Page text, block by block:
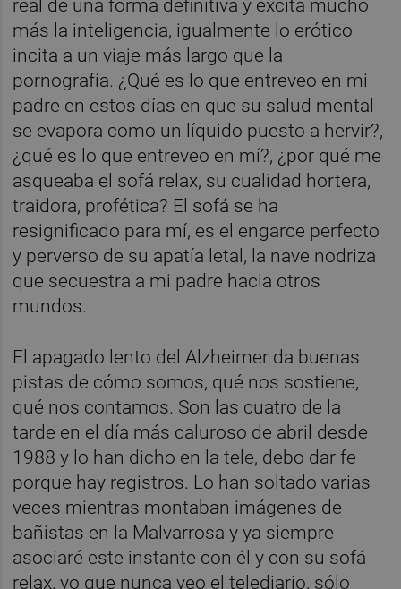
real de una forma definitiva y excita mucho
más la inteligencia, igualmente lo erótico
incita a un viaje más largo que la
pornografía. ¿Qué es lo que entreveo en mi
padre en estos días en que su salud mental
se evapora como un líquido puesto a hervir?,
¿qué es lo que entreveo en mí?, ¿por qué me
asqueaba el sofá relax, su cualidad hortera,
traidora, profética? El sofá se ha
resignificado para mí, es el engarce perfecto
y perverso de su apatía letal, la nave nodriza
que secuestra a mi padre hacia otros
mundos.
El apagado lento del Alzheimer da buenas
pistas de cómo somos, qué nos sostiene,
qué nos contamos. Son las cuatro de la
tarde en el día más caluroso de abril desde
1988 y lo han dicho en la tele, debo dar fe
porque hay registros. Lo han soltado varias
veces mientras montaban imágenes de
bañistas en la Malvarrosa y ya siempre
asociaré este instante con él y con su sofá
relax, yo que nunca veo el telediario, sólo